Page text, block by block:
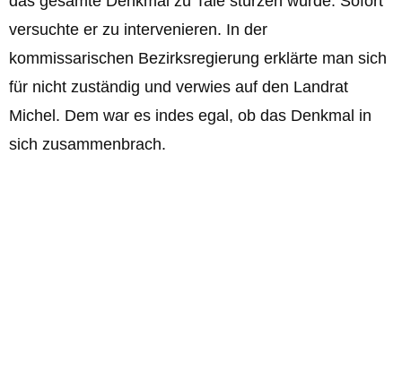
versuchte er zu intervenieren. In der
kommissarischen Bezirksregierung erklärte man sich
für nicht zuständig und verwies auf den Landrat
Michel. Dem war es indes egal, ob das Denkmal in
sich zusammenbrach.